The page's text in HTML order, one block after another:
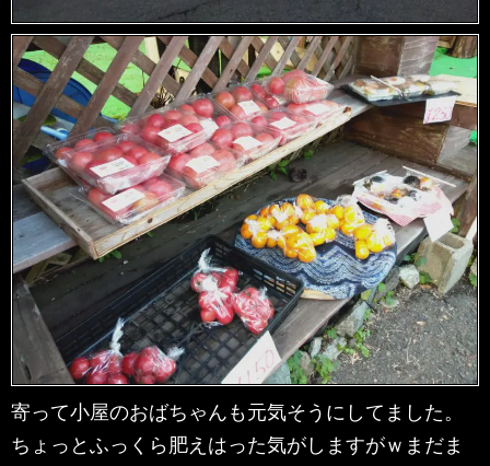
寄って小屋のおばちゃんも元気そうにしてました。
ちょっとふっくら肥えはった気がしますがｗまだま